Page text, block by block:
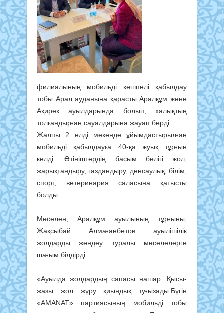
филиалының мобильді көшпелі қабылдау
тобы Арал ауданына қарасты Аралқұм және
Ақирек ауылдарында болып, халықтың
толғандырған сауалдарына жауап берді.
Жалпы 2 елді мекенде ұйымдастырылған
мобильді қабылдауға 40-қа жуық тұрғын
келді. Өтініштердің басым бөлігі жол,
жарықтандыру, газдандыру, денсаулық, білім,
спорт, ветеринария саласына қатысты
болды.
Мәселен, Аралқұм ауылының тұрғыны,
Жақсыбай Алмағанбетов ауылішілік
жолдарды жөндеу туралы мәселелерге
шағым білдірді.
«Ауылда жолдардың сапасы нашар. Қысы-
жазы жол жүру қиындық туғызады.Бүгін
«АМАNAT» партиясының мобильді тобы